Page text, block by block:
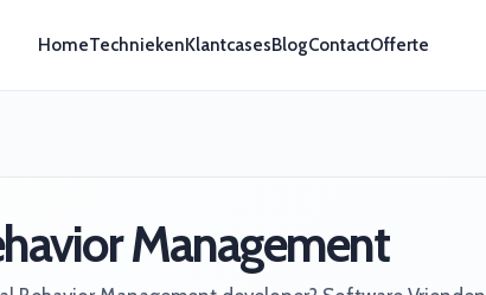
HomeTechniekenKlantcasesBlogContactOfferte
Management